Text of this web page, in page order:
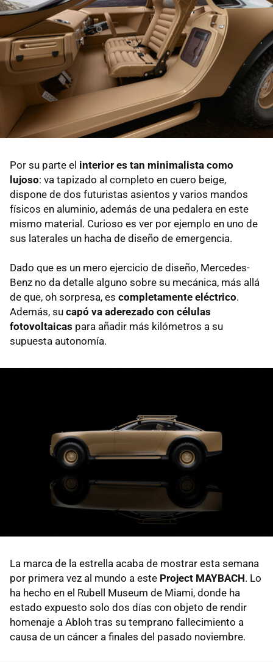
Por su parte el interior es tan minimalista como
lujoso: va tapizado al completo en cuero beige,
dispone de dos futuristas asientos y varios mandos
físicos en aluminio, además de una pedalera en este
mismo material. Curioso es ver por ejemplo en uno de
sus laterales un hacha de diseño de emergencia.
Dado que es un mero ejercicio de diseño, Mercedes-
Benz no da detalle alguno sobre su mecánica, más allá
de que, oh sorpresa, es completamente eléctrico.
Además, su capó va aderezado con células
fotovoltaicas para añadir más kilómetros a su
supuesta autonomía.
La marca de la estrella acaba de mostrar esta semana
por primera vez al mundo a este Project MAYBACH. Lo
ha hecho en el Rubell Museum de Miami, donde ha
estado expuesto solo dos días con objeto de rendir
homenaje a Abloh tras su temprano fallecimiento a
causa de un cáncer a finales del pasado noviembre.